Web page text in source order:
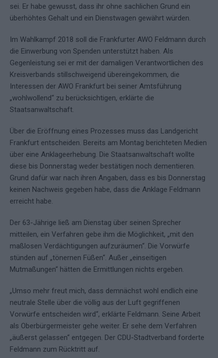
sei. Er habe gewusst, dass ihr ohne sachlichen Grund ein
überhöhtes Gehalt und ein Dienstwagen gewährt würden.
Im Wahlkampf 2018 soll die Frankfurter AWO Feldmann durch
die Einwerbung von Spenden unterstützt haben. Als
Gegenleistung sei er mit der damaligen Verantwortlichen des
Kreisverbands stillschweigend übereingekommen, die
Interessen der AWO Frankfurt bei seiner Amtsführung
„wohlwollend“ zu berücksichtigen, erklärte die
Staatsanwaltschaft.
Über die Eröffnung eines Prozesses muss das Landgericht
Frankfurt entscheiden. Bereits am Montag berichteten Medien
über eine Anklageerhebung. Die Staatsanwaltschaft wollte
diese bis Donnerstag weder bestätigen noch dementieren.
Grund dafür war nach ihren Angaben, dass es bis Donnerstag
keinen Nachweis gegeben habe, dass die Anklage Feldmann
erreicht habe.
Der 63-Jährige ließ am Dienstag über seinen Sprecher
mitteilen, ein Verfahren gebe ihm die Möglichkeit, „mit den
maßlosen Verdächtigungen aufzuräumen“. Die Vorwürfe
stünden auf „tönernen Füßen“. Außer „einseitigen
Mutmaßungen“ hätten die Ermittlungen nichts ergeben.
„Umso mehr freut mich, dass demnächst wohl endlich eine
neutrale Stelle über die völlig aus der Luft gegriffenen
Vorwürfe entscheiden wird“, erklärte Feldmann. Seine Arbeit
als Oberbürgermeister gehe weiter. Er sehe dem Verfahren
„äußerst gelassen“ entgegen. Der CDU-Stadtverband forderte
Feldmann zum Rücktritt auf.